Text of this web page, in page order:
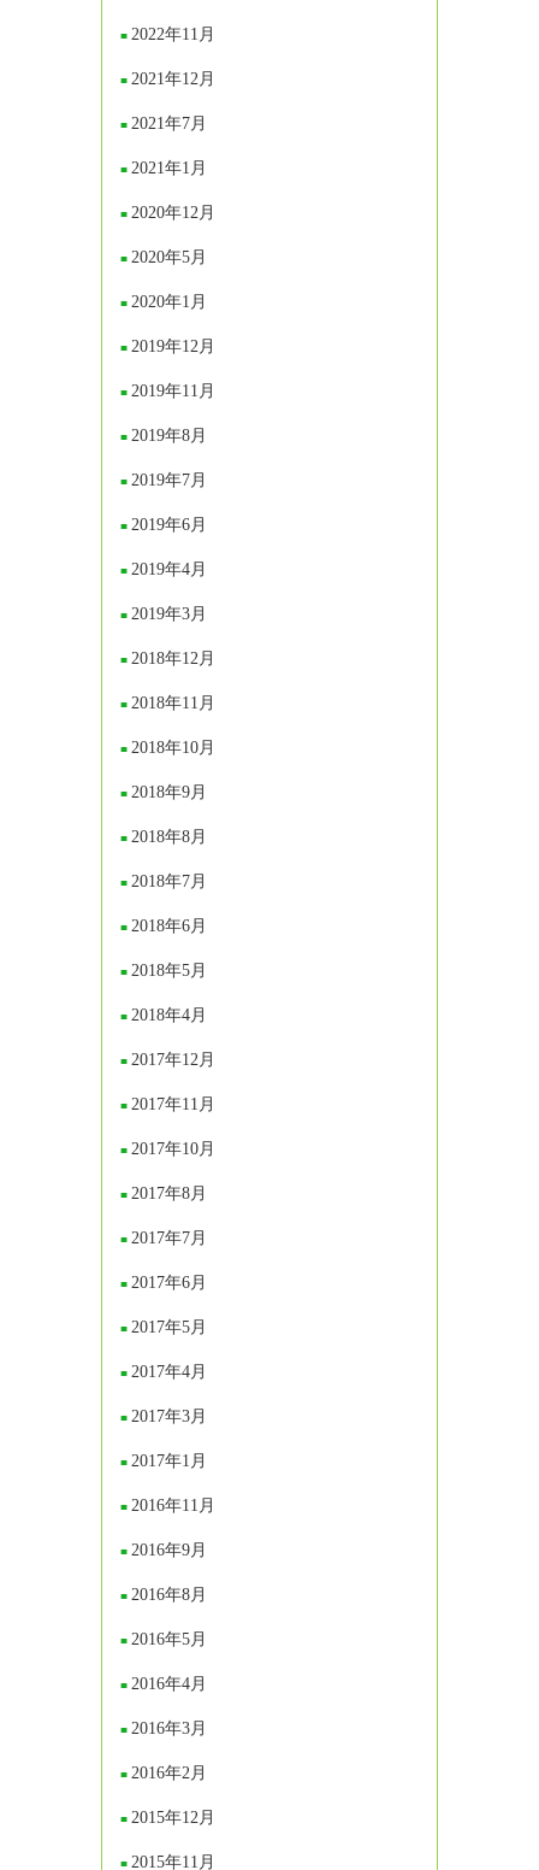
2022年11月
2021年12月
2021年7月
2021年1月
2020年12月
2020年5月
2020年1月
2019年12月
2019年11月
2019年8月
2019年7月
2019年6月
2019年4月
2019年3月
2018年12月
2018年11月
2018年10月
2018年9月
2018年8月
2018年7月
2018年6月
2018年5月
2018年4月
2017年12月
2017年11月
2017年10月
2017年8月
2017年7月
2017年6月
2017年5月
2017年4月
2017年3月
2017年1月
2016年11月
2016年9月
2016年8月
2016年5月
2016年4月
2016年3月
2016年2月
2015年12月
2015年11月